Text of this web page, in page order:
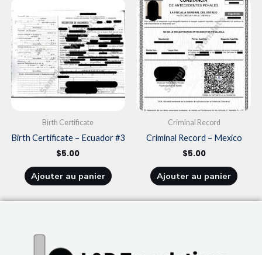
Birth Certificate
Birth Certificate – Ecuador #3
$5.00
Ajouter au panier
Criminal Record
Criminal Record – Mexico
$5.00
Ajouter au panier